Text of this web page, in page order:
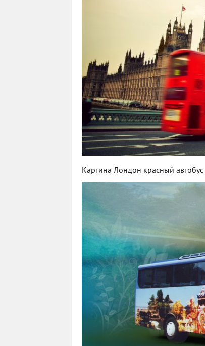
Картина Лондон красный автобус